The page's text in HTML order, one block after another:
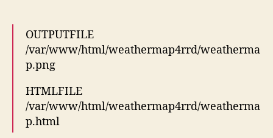
OUTPUTFILE
/var/www/html/weathermap4rrd/weatherma
p.png
HTMLFILE
/var/www/html/weathermap4rrd/weatherma
p.html